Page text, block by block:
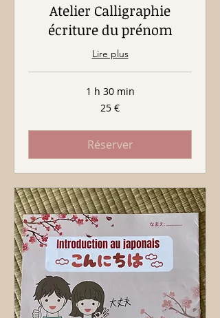
Atelier Calligraphie
écriture du prénom
Lire plus
1 h 30 min
25 €
Réserver